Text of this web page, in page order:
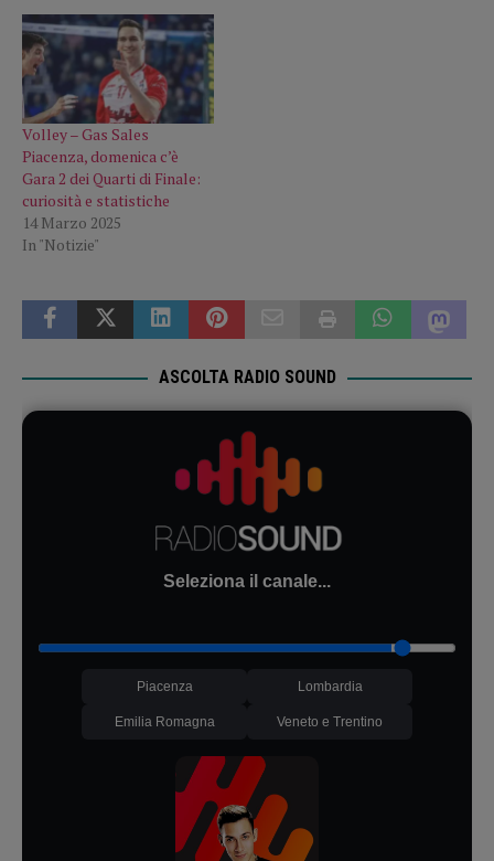
Volley – Gas Sales
Piacenza, domenica c’è
Gara 2 dei Quarti di Finale:
curiosità e statistiche
14 Marzo 2025
In "Notizie"
ASCOLTA RADIO SOUND
Seleziona il canale...
Piacenza Lombardia
Emilia Romagna Veneto e Trentino